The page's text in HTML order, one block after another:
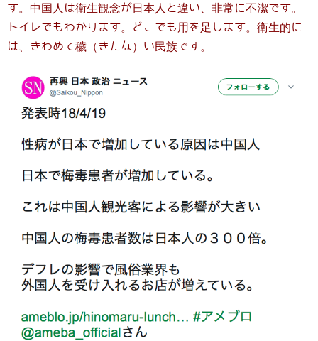
す。中国人は衛生観念が日本人と違い、非常に不潔です。
トイレでもわかります。どこでも用を足します。衛生的に
は、きわめて穢（きたな）い民族です。